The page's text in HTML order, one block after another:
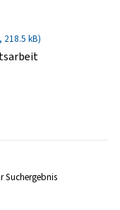
218.5 kB)
Suchergebnis